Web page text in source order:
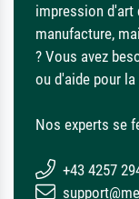
impression d'art
manufacture,
? Vous avez
ou d'aide pour
Nos experts se
+43 4257